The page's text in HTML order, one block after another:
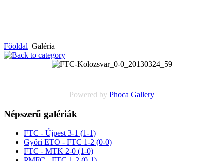
Főoldal Galéria
Powered by Phoca Gallery
Népszerű galériák
FTC - Újpest 3-1 (1-1)
Győri ETO - FTC 1-2 (0-0)
FTC - MTK 2-0 (1-0)